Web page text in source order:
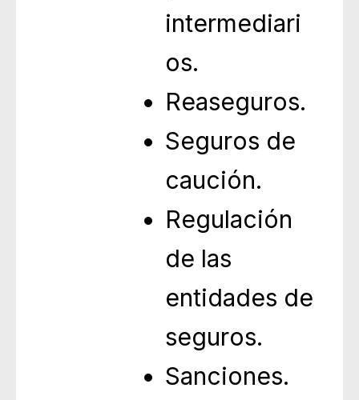
intermediari
os.
Reaseguros.
Seguros de
caución.
Regulación
de las
entidades de
seguros.
Sanciones.